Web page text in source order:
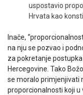
uspostavio
Hrvata kao
Inače,
na nju se pozvao i
za pokretanje
Hercegovine. Tako
se moralo primjenjivati
proporcionalnosti koji u